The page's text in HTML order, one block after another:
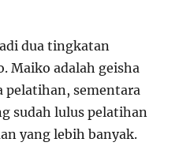
dua tingkatan
Maiko adalah geisha
pelatihan, sementara
sudah lulus pelatihan
yang lebih banyak.